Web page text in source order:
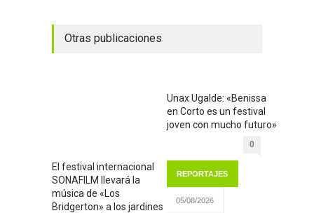
Otras publicaciones
El festival internacional
SONAFILM llevará la
música de «Los
Bridgerton» a los jardines
Unax Ugalde: «Benissa
en Corto es un festival
joven con mucho futuro»
0
REPORTAJES
05/08/2026